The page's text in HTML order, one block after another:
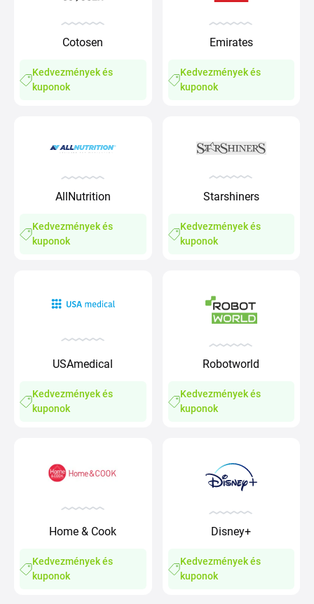
Cotosen
Kedvezmények és
kuponok
Emirates
Kedvezmények és
kuponok
AllNutrition
Kedvezmények és
kuponok
Starshiners
Kedvezmények és
kuponok
USAmedical
Kedvezmények és
kuponok
Robotworld
Kedvezmények és
kuponok
Home & Cook
Kedvezmények és
kuponok
Disney+
Kedvezmények és
kuponok